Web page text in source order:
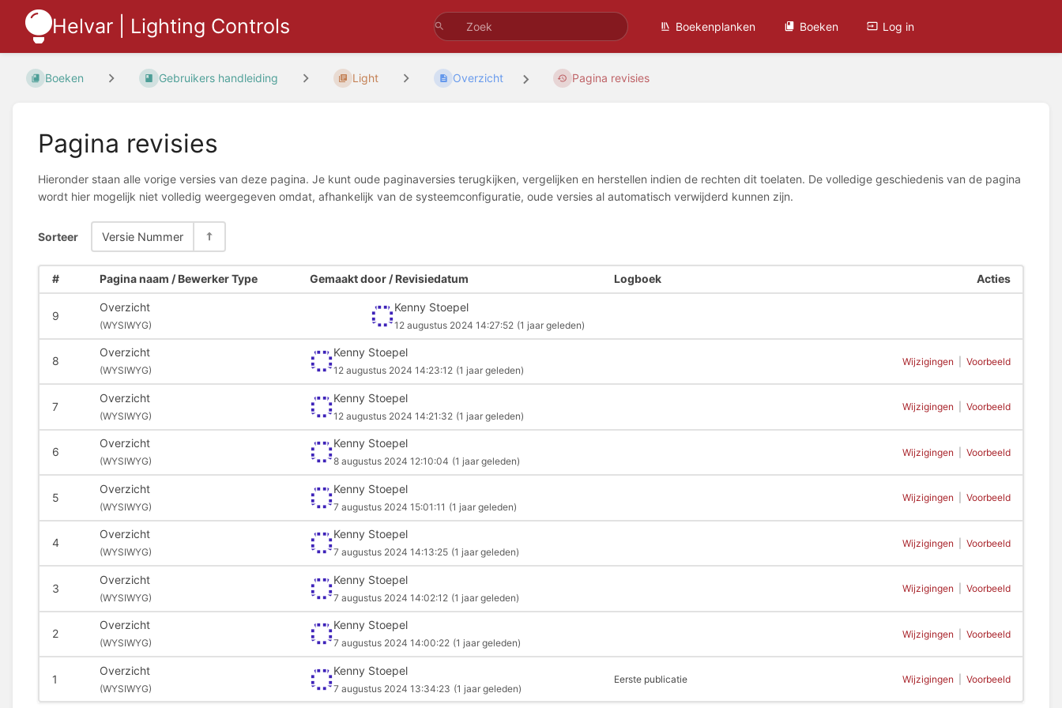
Helvar | Lighting Controls Boekenplanken Boeken Log in
Boeken Gebruikers handleiding Light Overzicht Pagina revisies
Pagina revisies
Hieronder staan alle vorige versies van deze pagina. Je kunt oude paginaversies terugkijken, vergelijken en herstellen indien de rechten dit toelaten. De volledige geschiedenis van de pagina
wordt hier mogelijk niet volledig weergegeven omdat, afhankelijk van de systeemconfiguratie, oude versies al automatisch verwijderd kunnen zijn.
Sorteer Versie Nummer
# Pagina naam / Bewerker Type Gemaakt door / Revisiedatum Logboek Acties
9
Overzicht
(WYSIWYG)
Kenny Stoepel
12 augustus 2024 14:27:52 (1 jaar geleden)
8
Overzicht
(WYSIWYG)
Kenny Stoepel
12 augustus 2024 14:23:12 (1 jaar geleden)
Wijzigingen Voorbeeld
7
Overzicht
(WYSIWYG)
Kenny Stoepel
12 augustus 2024 14:21:32 (1 jaar geleden)
Wijzigingen Voorbeeld
6
Overzicht
(WYSIWYG)
Kenny Stoepel
8 augustus 2024 12:10:04 (1 jaar geleden)
Wijzigingen Voorbeeld
5
Overzicht
(WYSIWYG)
Kenny Stoepel
7 augustus 2024 15:01:11 (1 jaar geleden)
Wijzigingen Voorbeeld
4
Overzicht
(WYSIWYG)
Kenny Stoepel
7 augustus 2024 14:13:25 (1 jaar geleden)
Wijzigingen Voorbeeld
3
Overzicht
(WYSIWYG)
Kenny Stoepel
7 augustus 2024 14:02:12 (1 jaar geleden)
Wijzigingen Voorbeeld
2
Overzicht
(WYSIWYG)
Kenny Stoepel
7 augustus 2024 14:00:22 (1 jaar geleden)
Wijzigingen Voorbeeld
1
Overzicht
(WYSIWYG)
Kenny Stoepel
7 augustus 2024 13:34:23 (1 jaar geleden)
Eerste publicatie Wijzigingen Voorbeeld